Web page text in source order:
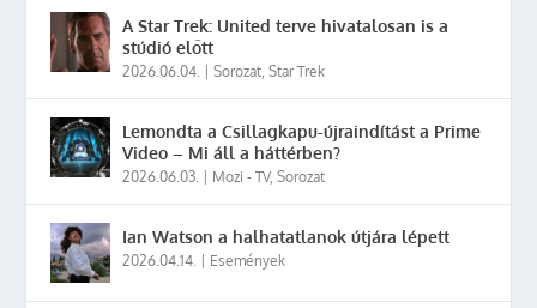
A Star Trek: United terve hivatalosan is a
stúdió előtt
2026.06.04. |Sorozat ,Star Trek
Lemondta a Csillagkapu-újraindítást a Prime
Video – Mi áll a háttérben?
2026.06.03. | Mozi - TV,Sorozat
Ian Watson a halhatatlanok útjára lépett
2026.04.14. | Események